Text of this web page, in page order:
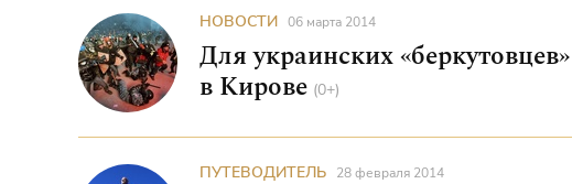
НОВОСТИ 06 марта 2014
Для украинских
в Кирове (0+)
ПУТЕВОДИТЕЛЬ 28 февраля 2014